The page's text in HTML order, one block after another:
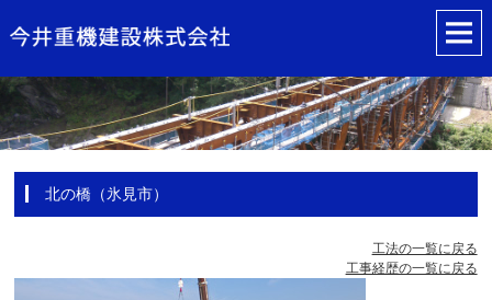
北の橋（氷見市）
工法の一覧に戻る
工事経歴の一覧に戻る